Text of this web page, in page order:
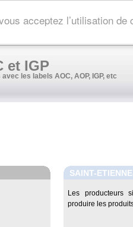
acceptez l’utilisation
et IGP
avec les labels AOC, AOP, IGP, etc
SAINT-
Les producteurs
produire les